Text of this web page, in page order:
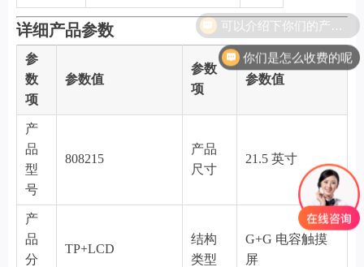
详细产品参数
参
数
项
参数值
参数
项
参数值
产
品
型
号
808215
产品
尺寸
21.5 英寸
产
品
分
TP+LCD
结构
类型
G+G 电容触摸
屏
可以介绍下你们的产品么
你们是怎么收费的呢